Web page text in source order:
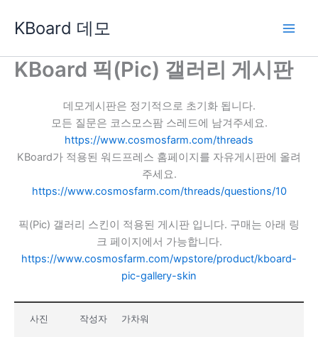
로
KBoard 데모
KBoard 픽(Pic) 갤러리 게시판
데모게시판은 정기적으로 초기화 됩니다.
모든 질문은 코스모스팜 스레드에 남겨주세요.
https://www.cosmosfarm.com/threads
KBoard가 적용된 워드프레스 홈페이지를 자유게시판에 올려
주세요.
https://www.cosmosfarm.com/threads/questions/10
픽(Pic) 갤러리 스킨이 적용된 게시판 입니다. 구매는 아래 링
크 페이지에서 가능합니다.
https://www.cosmosfarm.com/wpstore/product/kboard-
pic-gallery-skin
사진 작성자 가차워